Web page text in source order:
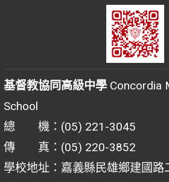
基督教協同高級中學 Concordia
School
總 機：(05) 221-3045
傳 真：(05) 220-3852
學校地址：嘉義縣民雄鄉建國路